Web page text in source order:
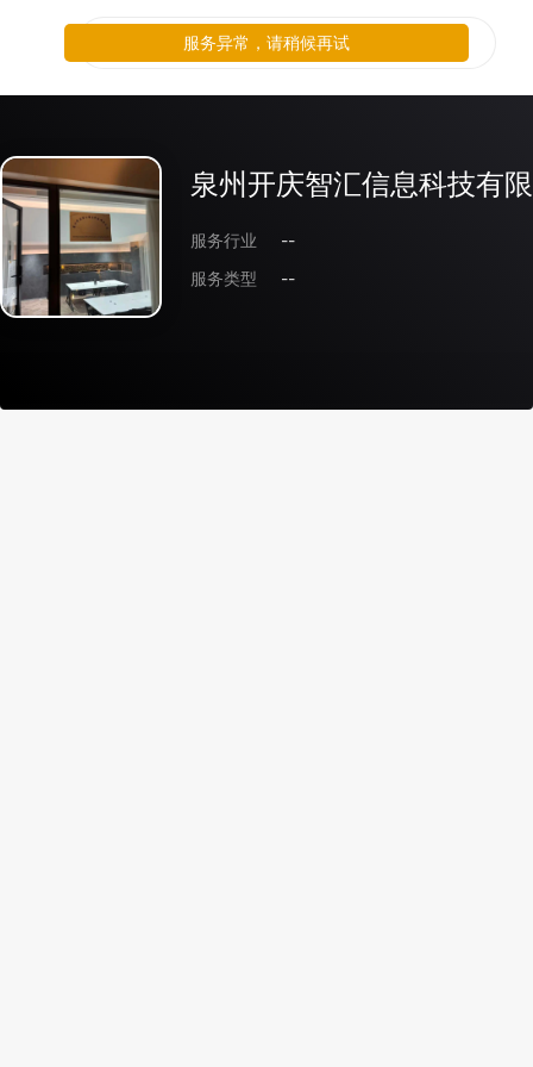
泉州开庆智汇信息科技有
服务行业
--
服务类型
--
服务异常，请稍候再试